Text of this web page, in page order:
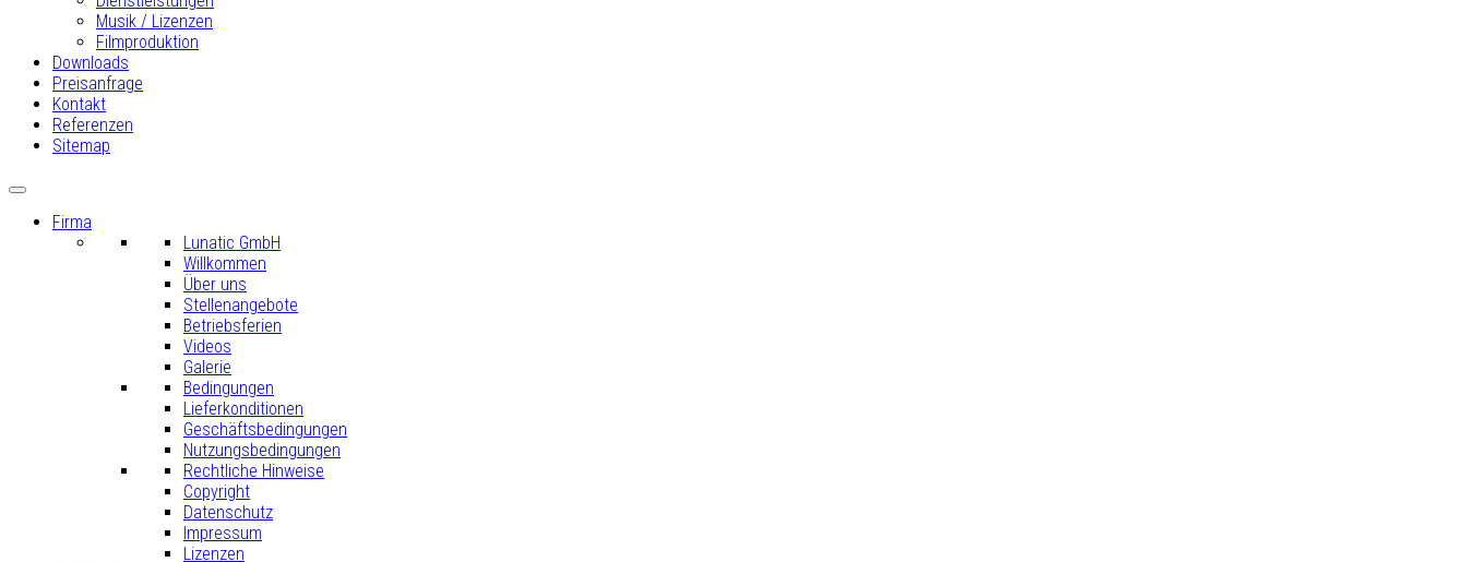
Musik / Lizenzen
Filmproduktion
Downloads
Preisanfrage
Kontakt
Referenzen
Sitemap
Firma
Lunatic GmbH
Willkommen
Über uns
Stellenangebote
Betriebsferien
Videos
Galerie
Bedingungen
Lieferkonditionen
Geschäftsbedingungen
Nutzungsbedingungen
Rechtliche Hinweise
Copyright
Datenschutz
Impressum
Lizenzen